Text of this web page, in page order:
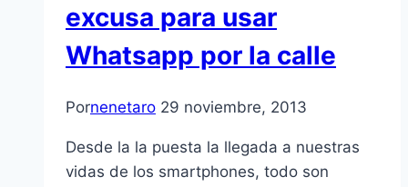
excusa para usar
Whatsapp por la calle
Pornenetaro 29 noviembre, 2013
Desde la la puesta la llegada a nuestras
vidas de los smartphones, todo son